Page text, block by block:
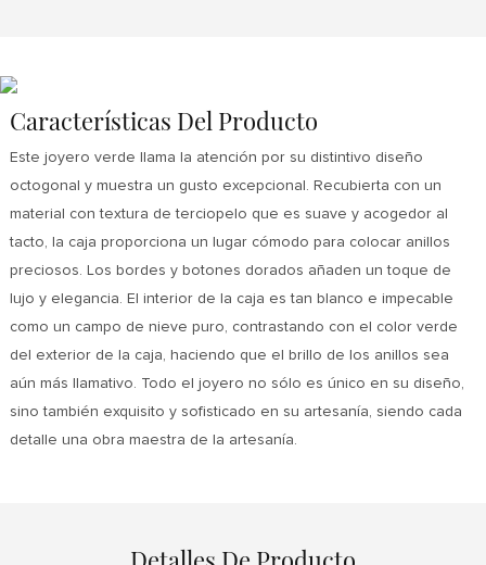
Características Del Producto
Este joyero verde llama la atención por su distintivo diseño
octogonal y muestra un gusto excepcional. Recubierta con un
material con textura de terciopelo que es suave y acogedor al
tacto, la caja proporciona un lugar cómodo para colocar anillos
preciosos. Los bordes y botones dorados añaden un toque de
lujo y elegancia. El interior de la caja es tan blanco e impecable
como un campo de nieve puro, contrastando con el color verde
del exterior de la caja, haciendo que el brillo de los anillos sea
aún más llamativo. Todo el joyero no sólo es único en su diseño,
sino también exquisito y sofisticado en su artesanía, siendo cada
detalle una obra maestra de la artesanía.